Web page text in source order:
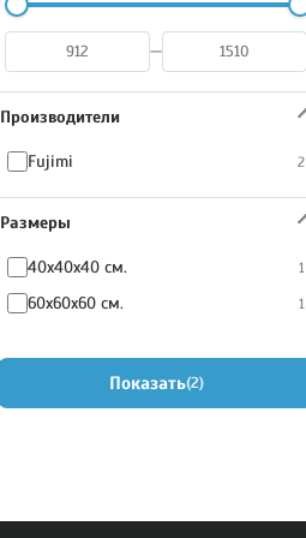
—
Производители
Fujimi 2
Размеры
40x40x40 см. 1
60x60x60 см. 1
Показать 2